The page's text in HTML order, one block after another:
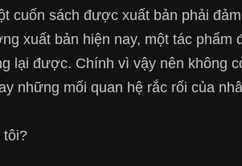
cuốn sách được xuất bản phải
xuất bản hiện nay, một tác phẩm
lại được. Chính vì vậy nên không
những mối quan hệ rắc rối của
tôi?